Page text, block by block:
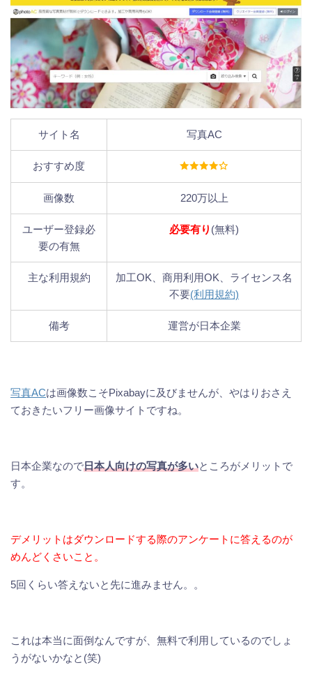
サイト名 写真AC
おすすめ度
画像数 220万以上
ユーザー登録必
要の有無
必要有り (無料)
主な利用規約
加工OK、商用利用OK、ライセンス名
不要(利用規約)
備考 運営が日本企業
写真ACは画像数こそPixabayに及びませんが、やはりおさえ
ておきたいフリー画像サイトですね。
日本企業なので日本人向けの写真が多いところがメリットで
す。
デメリットはダウンロードする際のアンケートに答えるのが
めんどくさいこと。
5回くらい答えないと先に進みません。。
これは本当に面倒なんですが、無料で利用しているのでしょ
うがないかなと(笑)